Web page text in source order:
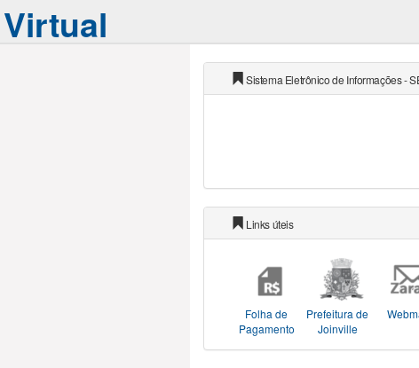
Virtual
Sistema Eletrônico de Informações -
Links úteis
Folha de
Pagamento
Prefeitura de
Joinville